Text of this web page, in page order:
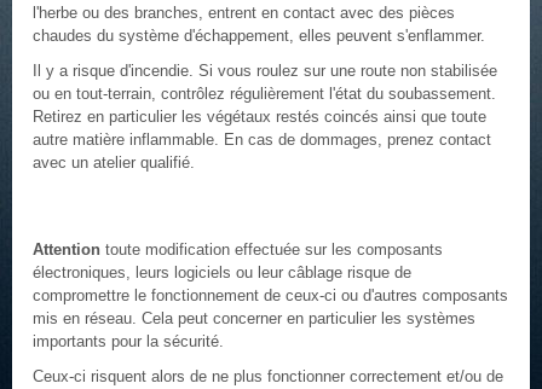
l'herbe ou des branches, entrent en contact avec des pièces
chaudes du système d'échappement, elles peuvent s'enflammer.
Il y a risque d'incendie. Si vous roulez sur une route non stabilisée
ou en tout-terrain, contrôlez régulièrement l'état du soubassement.
Retirez en particulier les végétaux restés coincés ainsi que toute
autre matière inflammable. En cas de dommages, prenez contact
avec un atelier qualifié.
Attention toute modification effectuée sur les composants
électroniques, leurs logiciels ou leur câblage risque de
compromettre le fonctionnement de ceux-ci ou d'autres composants
mis en réseau. Cela peut concerner en particulier les systèmes
importants pour la sécurité.
Ceux-ci risquent alors de ne plus fonctionner correctement et/ou de